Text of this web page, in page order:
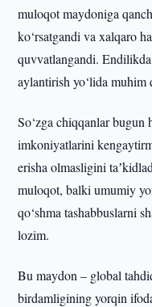
muloqot maydoniga
ko‘rsatgandi va xalqaro
quvvatlangandi.
aylantirish yo‘lida muhim
So‘zga chiqqanlar
imkoniyatlarini
erisha olmasligini
muloqot, balki umumiy
qo‘shma tashabbuslarni
lozim.
Bu maydon – global
birdamligining yorqin